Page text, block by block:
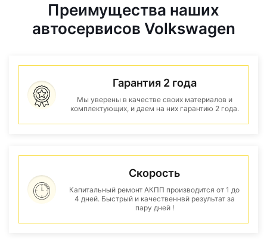
Преимущества наших
автосервисов Volkswagen
Гарантия 2 года
Мы уверены в качестве своих материалов и
комплектующих, и даем на них гарантию 2 года.
Скорость
Капитальный ремонт АКПП производится от 1 до
4 дней. Быстрый и качественнвй результат за
пару дней !